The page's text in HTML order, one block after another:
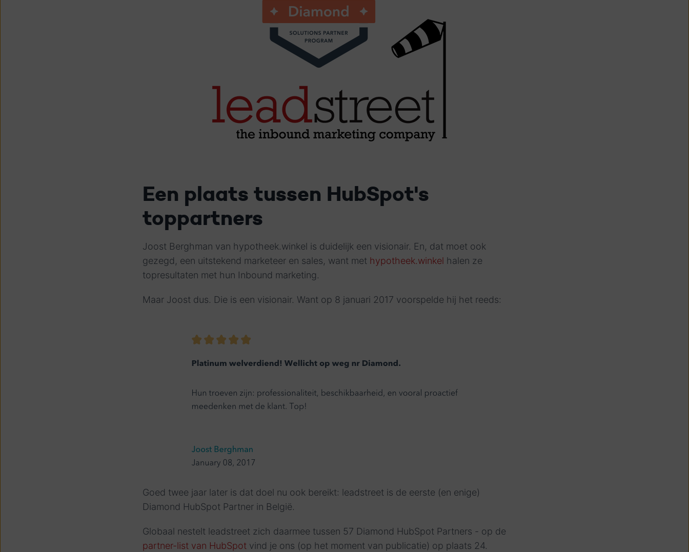
Een plaats tussen HubSpot's
toppartners
Joost Berghman van hypotheek.winkel is duidelijk een visionair. En, dat moet ook
gezegd, een uitstekend marketeer en sales, want met hypotheek.winkel halen ze
topresultaten met hun Inbound marketing.
Maar Joost dus. Die is een visionair. Want op 8 januari 2017 voorspelde hij het reeds:
Goed twee jaar later is dat doel nu ook bereikt: leadstreet is de eerste (en enige)
Diamond HubSpot Partner in België.
Globaal nestelt leadstreet zich daarmee tussen 57 Diamond HubSpot Partners - op de
partner-list van HubSpot vind je ons (op het moment van publicatie) op plaats 24.